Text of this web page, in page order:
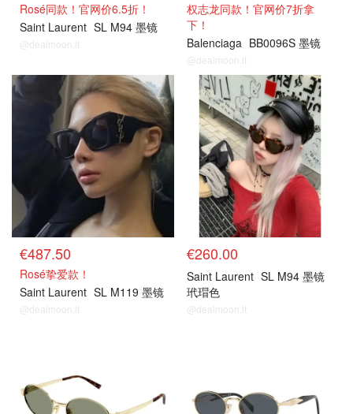
Rosé同款！官网价6.5折！
Saint Laurent SL M94 墨镜
@dealmoon.it
权志龙同款！官网价7折拿
下！
Balenciaga BB0096S 墨镜
@dealmoon.it
€487.50
Rosé挚爱款！
Saint Laurent SL M119 墨镜
@dealmoon.it
€260.00
Saint Laurent SL M94 墨镜
玳瑁色
@dealmoon.it